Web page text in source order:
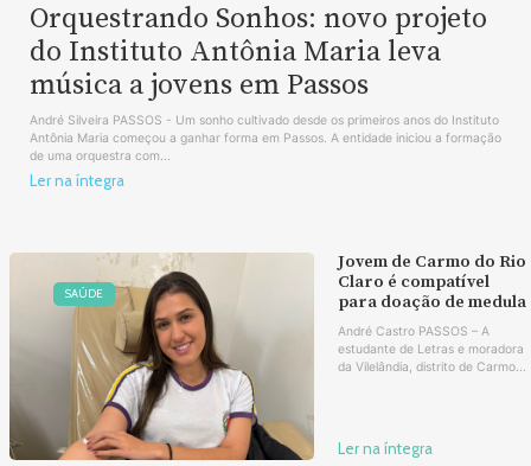
Orquestrando Sonhos: novo projeto
do Instituto Antônia Maria leva
música a jovens em Passos
André Silveira PASSOS - Um sonho cultivado desde os primeiros anos do Instituto
Antônia Maria começou a ganhar forma em Passos. A entidade iniciou a formação
de uma orquestra com...
Ler na íntegra
SAÚDE
Jovem de Carmo do Rio
Claro é compatível
para doação de medula
André Castro PASSOS – A
estudante de Letras e moradora
da Vilelândia, distrito de Carmo...
Ler na íntegra